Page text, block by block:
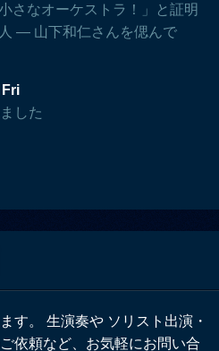
さなオーケストラ！」と証明
— 山下和仁さんを偲んで
Fri
した
す。 生演奏や ソリスト出演・
依頼など、お気軽にお問い合